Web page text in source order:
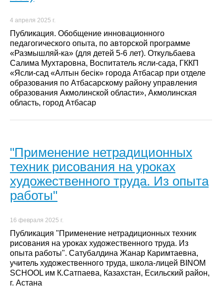
4 апреля 2025 г.
Публикация. Обобщение инновационного
педагогического опыта, по авторской программе
«Размышляй-ка» (для детей 5-6 лет). Откульбаева
Салима Мухтаровна, Воспитатель ясли-сада, ГККП
«Ясли-сад «Алтын бесік» города Атбасар при отделе
образования по Атбасарскому району управления
образования Акмолинской области», Акмолинская
область, город Атбасар
"Применение нетрадиционных
техник рисования на уроках
художественного труда. Из опыта
работы"
16 февраля 2025 г.
Публикация "Применение нетрадиционных техник
рисования на уроках художественного труда. Из
опыта работы". Cатубалдина Жанар Каримтаевна,
учитель художественного труда, школа-лицей BINOM
SCHOOL им К.Сатпаева, Казахстан, Есильский район,
г. Астана